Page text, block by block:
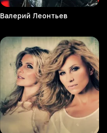
Валерий Леонтьев